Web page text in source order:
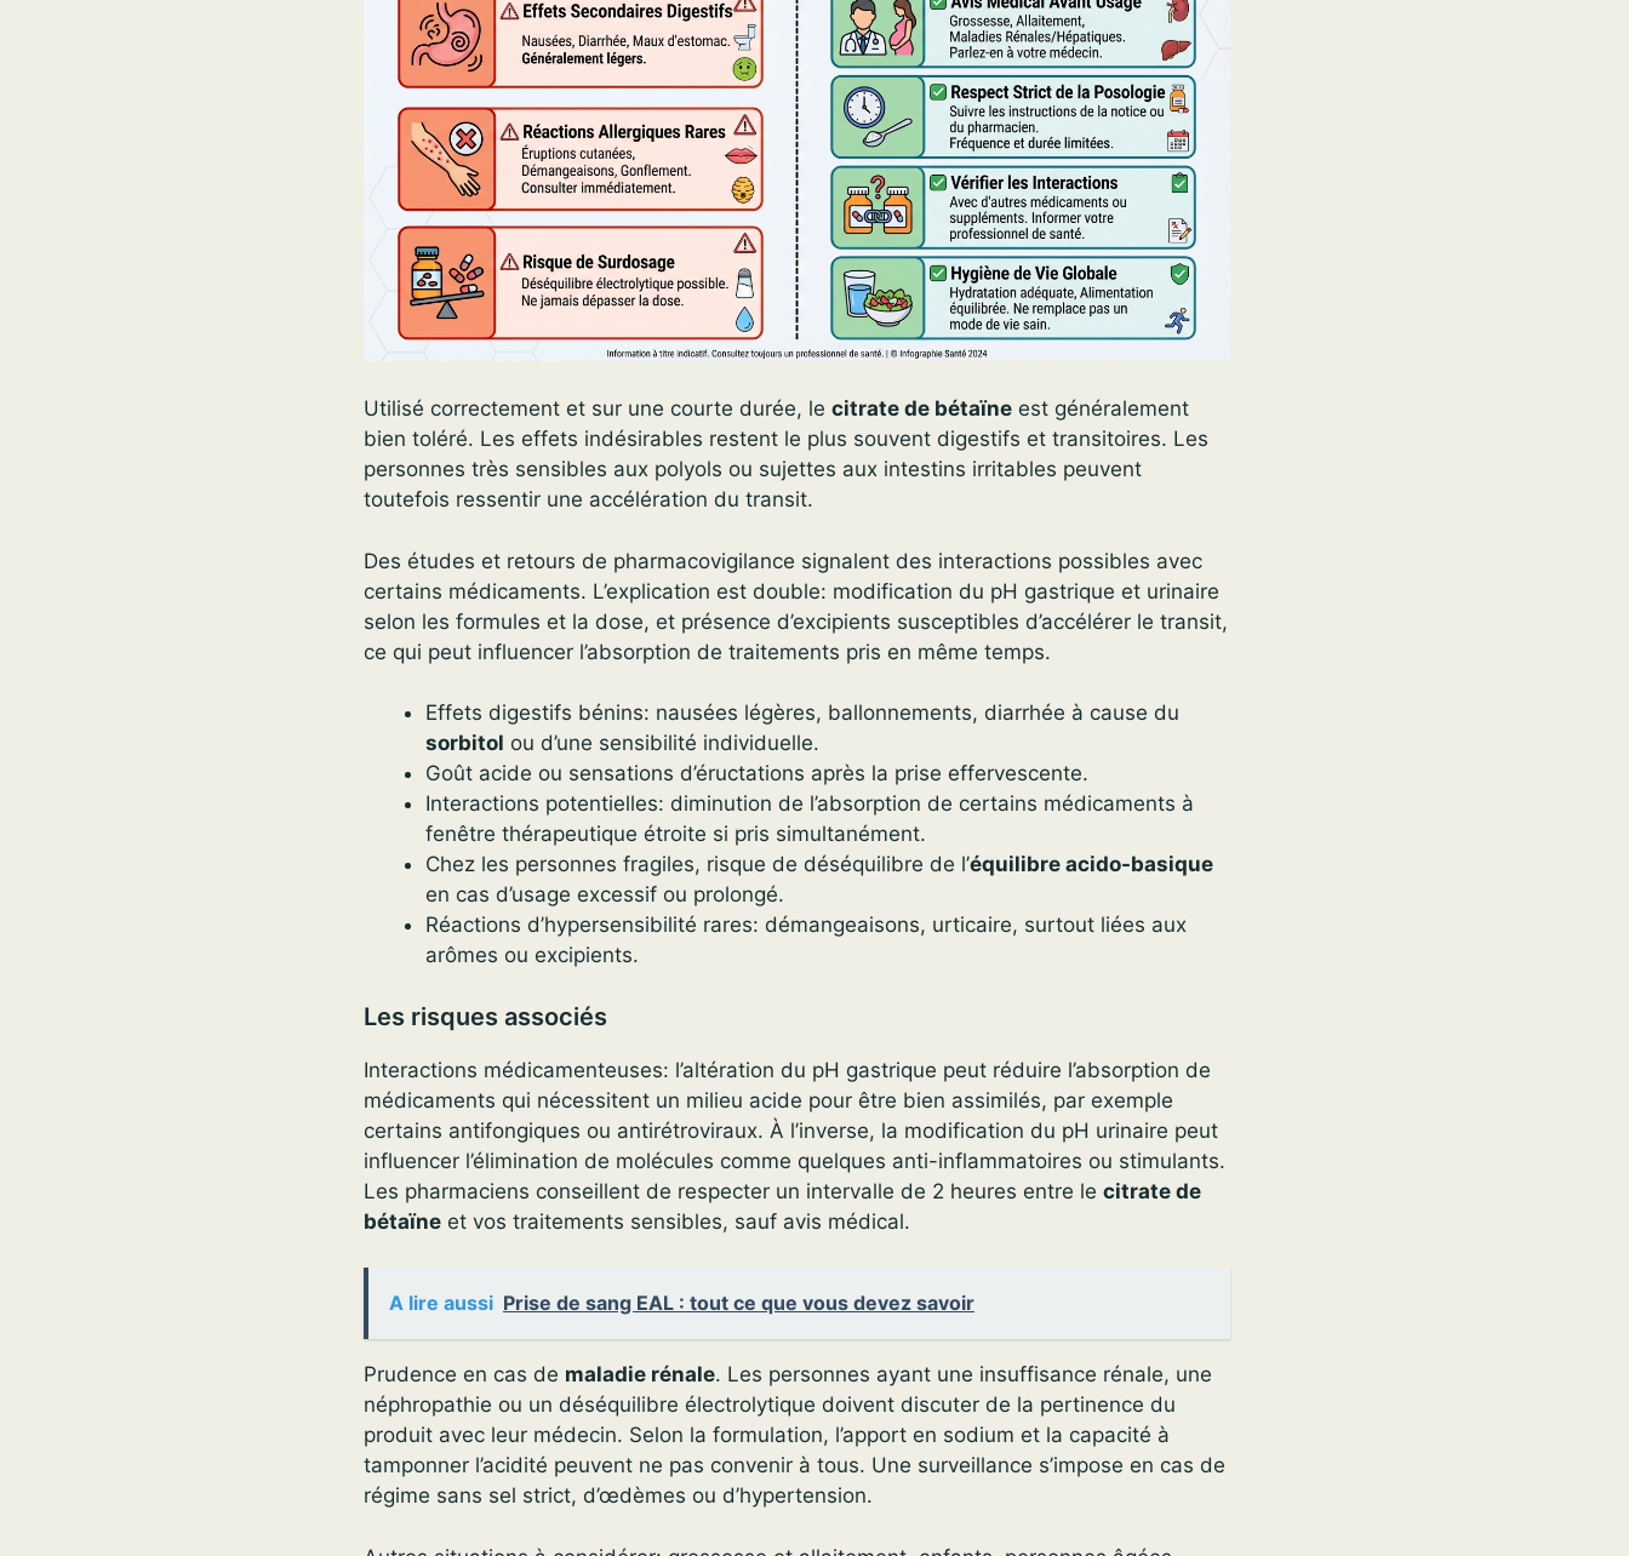
Utilisé correctement et sur une courte durée, le citrate de bétaïne est généralement
bien toléré. Les effets indésirables restent le plus souvent digestifs et transitoires. Les
personnes très sensibles aux polyols ou sujettes aux intestins irritables peuvent
toutefois ressentir une accélération du transit.
Des études et retours de pharmacovigilance signalent des interactions possibles avec
certains médicaments. L’explication est double: modification du pH gastrique et urinaire
selon les formules et la dose, et présence d’excipients susceptibles d’accélérer le transit,
ce qui peut influencer l’absorption de traitements pris en même temps.
Effets digestifs bénins: nausées légères, ballonnements, diarrhée à cause du
sorbitol ou d’une sensibilité individuelle.
Goût acide ou sensations d’éructations après la prise effervescente.
Interactions potentielles: diminution de l’absorption de certains médicaments à
fenêtre thérapeutique étroite si pris simultanément.
Chez les personnes fragiles, risque de déséquilibre de l’équilibre acido-basique
en cas d’usage excessif ou prolongé.
Réactions d’hypersensibilité rares: démangeaisons, urticaire, surtout liées aux
arômes ou excipients.
Les risques associés
Interactions médicamenteuses: l’altération du pH gastrique peut réduire l’absorption de
médicaments qui nécessitent un milieu acide pour être bien assimilés, par exemple
certains antifongiques ou antirétroviraux. À l’inverse, la modification du pH urinaire peut
influencer l’élimination de molécules comme quelques anti-inflammatoires ou stimulants.
Les pharmaciens conseillent de respecter un intervalle de 2 heures entre le citrate de
bétaïne et vos traitements sensibles, sauf avis médical.
A lire aussi Prise de sang EAL : tout ce que vous devez savoir
Prudence en cas de maladie rénale. Les personnes ayant une insuffisance rénale, une
néphropathie ou un déséquilibre électrolytique doivent discuter de la pertinence du
produit avec leur médecin. Selon la formulation, l’apport en sodium et la capacité à
tamponner l’acidité peuvent ne pas convenir à tous. Une surveillance s’impose en cas de
régime sans sel strict, d’œdèmes ou d’hypertension.